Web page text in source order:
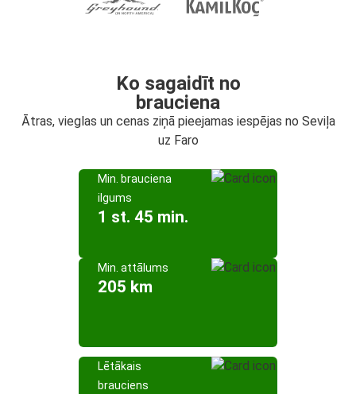
Ko sagaidīt no
brauciena
Ātras, vieglas un cenas ziņā pieejamas iespējas no Seviļa
uz Faro
Min. brauciena
ilgums
1 st. 45 min.
Min. attālums
205 km
Lētākais
brauciens